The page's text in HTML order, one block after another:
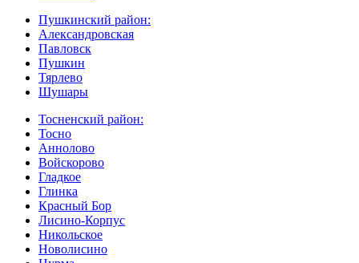
Пушкинский район:
Александровская
Павловск
Пушкин
Тярлево
Шушары
Тосненский район:
Тосно
Аннолово
Войскорово
Гладкое
Глинка
Красный Бор
Лисино-Корпус
Никольское
Новолисино